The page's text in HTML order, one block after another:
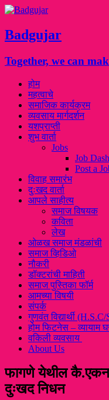
Badgujar
Together, we can
होम
महत्वाचे
समाजिक कार्यक्रम
व्यवसाय मार्गदर्शन
यशप्राप्ती
शुभ वार्ता
Jobs
Job
Post a
विवाह समारंभ
दुःखद वार्ता
आपले साहीत्य
समाज विषयक
कविता
लेख
ओळख समाज मंडळांची
समाज व्हिडिओ
नौकरी
डॉक्टरांची माहिती
समाज पुस्तिका फॉर्म
आमच्या विषयी
संपर्क
गुणवंत विद्यार्थी
होम फिटनेस – व्यायाम
वकिली व्यवसाय
About Us
फागणे येथील
दुःखद निधन